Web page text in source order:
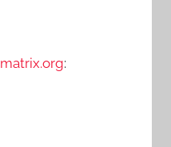
matrix.org: